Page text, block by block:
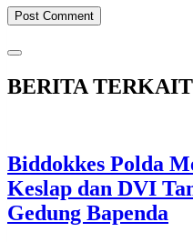
BERITA TERKAIT
Biddokkes Polda
Keslap dan DVI
Gedung Bapenda